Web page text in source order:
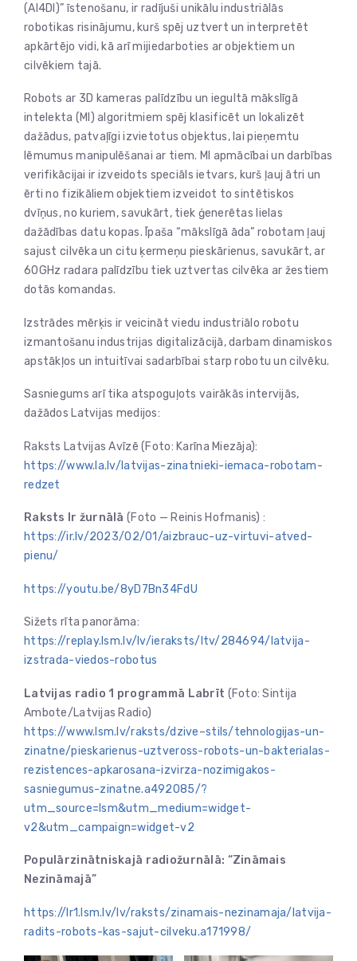
(AI4DI)” īstenošanu, ir radījuši unikālu industriālās
robotikas risinājumu, kurš spēj uztvert un interpretēt
apkārtējo vidi, kā arī mijiedarboties ar objektiem un
cilvēkiem tajā.
Robots ar 3D kameras palīdzību un iegultā mākslīgā
intelekta (MI) algoritmiem spēj klasificēt un lokalizēt
dažādus, patvaļīgi izvietotus objektus, lai pieņemtu
lēmumus manipulēšanai ar tiem. MI apmācībai un darbības
verifikācijai ir izveidots speciāls ietvars, kurš ļauj ātri un
ērti no fizikāliem objektiem izveidot to sintētiskos
dvīņus, no kuriem, savukārt, tiek ģenerētas lielas
dažādības datu kopas. Īpaša “mākslīgā āda” robotam ļauj
sajust cilvēka un citu ķermeņu pieskārienus, savukārt, ar
60GHz radara palīdzību tiek uztvertas cilvēka ar žestiem
dotās komandas.
Izstrādes mērķis ir veicināt viedu industriālo robotu
izmantošanu industrijas digitalizācijā, darbam dinamiskos
apstākļos un intuitīvai sadarbībai starp robotu un cilvēku.
Sasniegums arī tika atspoguļots vairākās intervijās,
dažādos Latvijas medijos:
Raksts Latvijas Avīzē (Foto: Karīna Miezāja):
https://www.la.lv/latvijas-zinatnieki-iemaca-robotam-
redzet
Raksts Ir žurnālā (Foto — Reinis Hofmanis) :
https://ir.lv/2023/02/01/aizbrauc-uz-virtuvi-atved-
pienu/
https://youtu.be/8yD7Bn34FdU
Sižets rīta panorāma:
https://replay.lsm.lv/lv/ieraksts/ltv/284694/latvija-
izstrada-viedos-robotus
Latvijas radio 1 programmā Labrīt (Foto: Sintija
Ambote/Latvijas Radio)
https://www.lsm.lv/raksts/dzive–stils/tehnologijas-un-
zinatne/pieskarienus-uztveross-robots-un-bakterialas-
rezistences-apkarosana-izvirza-nozimigakos-
sasniegumus-zinatne.a492085/?
utm_source=lsm&utm_medium=widget-
v2&utm_campaign=widget-v2
Populārzinātniskajā radiožurnālā: “Zināmais
Nezināmajā”
https://lr1.lsm.lv/lv/raksts/zinamais-nezinamaja/latvija-
radits-robots-kas-sajut-cilveku.a171998/